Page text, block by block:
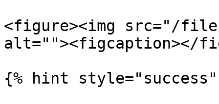
<figure><img src="/files/
alt=""><figcaption></
{% hint style="success"